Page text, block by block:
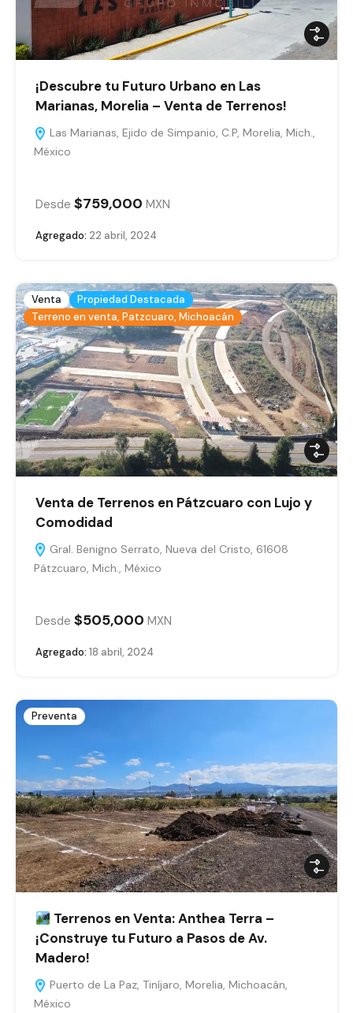
¡Descubre tu Futuro Urbano en Las
Marianas, Morelia – Venta de Terrenos!
Las Marianas, Ejido de Simpanio, C.P, Morelia, Mich.,
México
Desde $759,000 MXN
Agregado: 22 abril, 2024
Venta
Propiedad Destacada
Terreno en venta, Patzcuaro, Michoacán
Venta de Terrenos en Pátzcuaro con Lujo y
Comodidad
Gral. Benigno Serrato, Nueva del Cristo, 61608
Pátzcuaro, Mich., México
Desde $505,000 MXN
Agregado: 18 abril, 2024
Preventa
Terrenos en Venta: Anthea Terra –
¡Construye tu Futuro a Pasos de Av.
Madero!
Puerto de La Paz, Tiníjaro, Morelia, Michoacán,
México